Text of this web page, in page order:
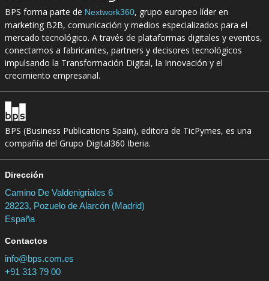
BPS forma parte de Nextwork360, grupo europeo líder en
marketing B2B, comunicación y medios especializados para el
mercado tecnológico. A través de plataformas digitales y eventos,
conectamos a fabricantes, partners y decisores tecnológicos
impulsando la Transformación Digital, la Innovación y el
crecimiento empresarial.
BPS (Business Publications Spain), editora de TicPymes, es una
compañía del Grupo Digital360 Iberia.
Dirección
Camino De Valdenigriales 6
28223, Pozuelo de Alarcón (Madrid)
España
Contactos
info@bps.com.es
+91 313 79 00